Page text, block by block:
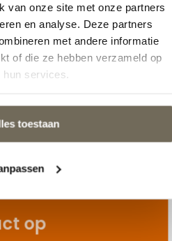
of die ze hebben verzameld op
hun services.
toestaan
Auping Dew Hoofdkussen
89,00
op